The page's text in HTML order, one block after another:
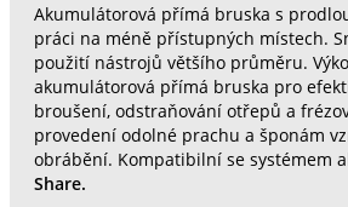
Akumulátorová přímá bruska s
práci na méně přístupných místech.
použití nástrojů většího průměru.
akumulátorová přímá bruska pro
broušení, odstraňování otřepů a
provedení odolné prachu a šponám
obrábění. Kompatibilní se systémem
Share.